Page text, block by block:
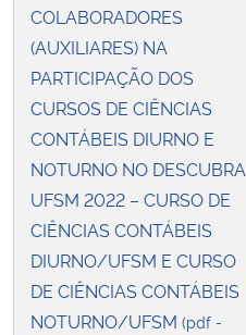
COLABORADORES
(AUXILIARES) NA
PARTICIPAÇÃO DOS
CURSOS DE CIÊNCIAS
CONTÁBEIS DIURNO E
NOTURNO NO DESCUBRA
UFSM 2022 – CURSO DE
CIÊNCIAS CONTÁBEIS
DIURNO/UFSM E CURSO
DE CIÊNCIAS CONTÁBEIS
NOTURNO/UFSM (pdf -